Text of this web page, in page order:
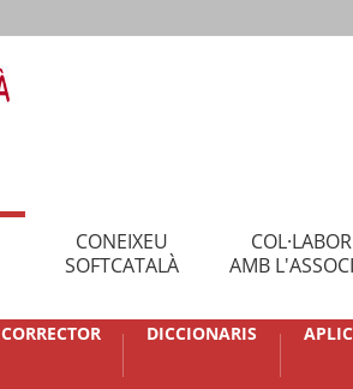
CONEIXEU
SOFTCATALÀ
AMB
CORRECTOR DICCIONARIS